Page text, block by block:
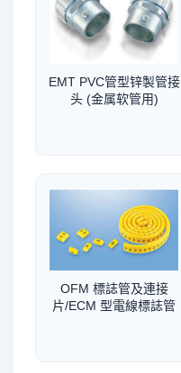
EMT PVC管型锌製管接
头 (金属软管用)
OFM 標誌管及連接
片/ECM 型電線標誌管